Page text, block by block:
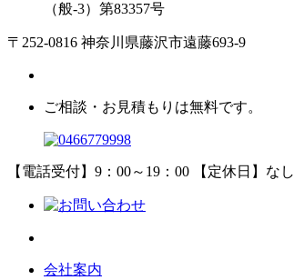
（般-3）第83357号
〒252-0816 神奈川県藤沢市遠藤693-9
ご相談・お見積もりは無料です。
【電話受付】9：00～19：00 【定休日】なし
会社案内